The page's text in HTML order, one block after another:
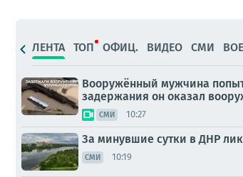
ЛЕНТА ТОП ОФИЦ. ВИДЕО СМИ
Вооружённый мужчина
задержания он оказал
СМИ 10:27
За минувшие сутки в ДНР
СМИ 10:19